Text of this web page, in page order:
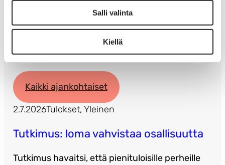
Salli valinta
Kiellä
LinkedIn
Facebook
Sähköposti
Lue seuraavaksi
Kaikki ajankohtaiset
2.7.2026Tulokset, Yleinen
Tutkimus: loma vahvistaa osallisuutta
Tutkimus havaitsi, että pienituloisille perheille